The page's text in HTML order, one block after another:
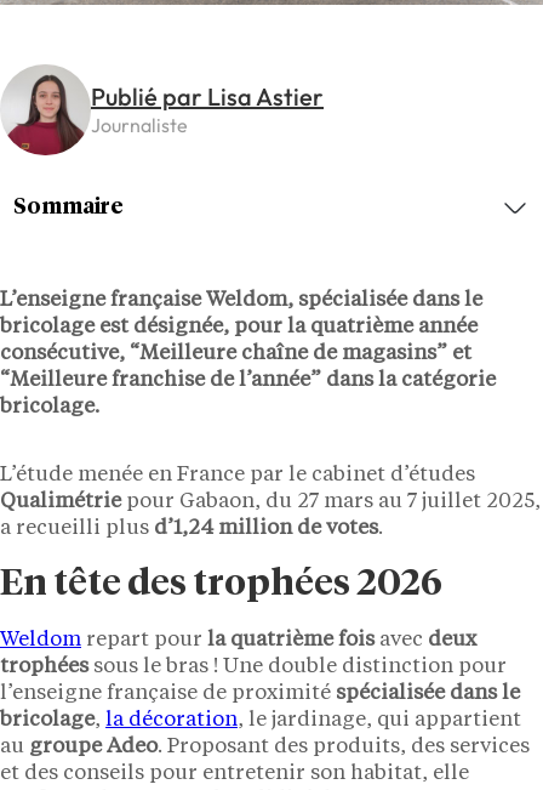
Publié par Lisa Astier
Journaliste
L’enseigne française Weldom, spécialisée dans le
bricolage est désignée, pour la quatrième année
consécutive, “Meilleure chaîne de magasins” et
“Meilleure franchise de l’année” dans la catégorie
bricolage.
L’étude menée en France par le cabinet d’études
Qualimétriepour Gabaon, du 27 mars au 7 juillet 2025,
a recueilli plus d’1,24 million de votes.
En tête des trophées 2026
Weldom repart pour la quatrième foisavec deux
trophéessous le bras ! Une double distinction pour
l’enseigne française de proximité spécialisée dans le
bricolage, la décoration, le jardinage, qui appartient
au groupe Adeo. Proposant des produits, des services
et des conseils pour entretenir son habitat, elle
Sommaire